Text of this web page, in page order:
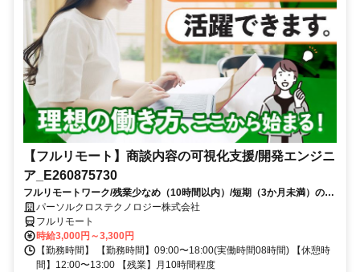
【フルリモート】商談内容の可視化支援/開発エンジニ
ア_E260875730
フルリモートワーク/残業少なめ（10時間以内）/短期（3か月未満）のお
仕事/大手SI企業勤務/今までのご経験を活かして、更なるキャリアアップ
を目指せます
パーソルクロステクノロジー株式会社
フルリモート
時給3,000円～3,300円
【勤務時間】 【勤務時間】09:00〜18:00(実働時間08時間) 【休憩時
間】12:00〜13:00 【残業】月10時間程度